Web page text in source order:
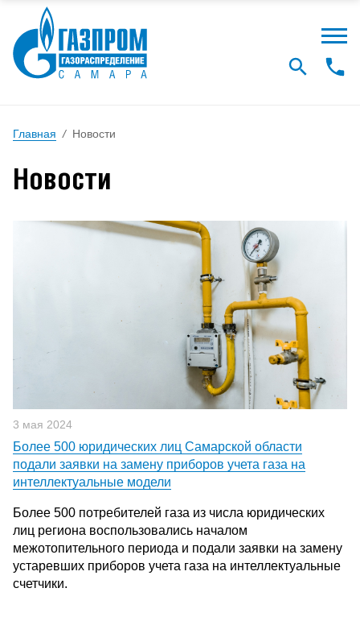
Главная / Новости
Новости
3 мая 2024
Более 500 юридических лиц Самарской области
подали заявки на замену приборов учета газа на
интеллектуальные модели
Более 500 потребителей газа из числа юридических
лиц региона воспользовались началом
межотопительного периода и подали заявки на замену
устаревших приборов учета газа на интеллектуальные
счетчики.